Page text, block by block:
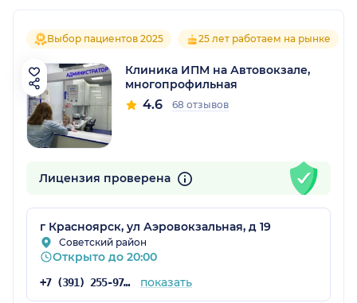
Выбор пациентов 2025 25 лет работаем на рынке
Клиника ИПМ на Автовокзале,
многопрофильная
4.6 68 отзывов
Лицензия проверена
г Красноярск, ул Аэровокзальная, д 19
Советский район
Открыто до 20:00
+7 (391) 255-97-79 показать